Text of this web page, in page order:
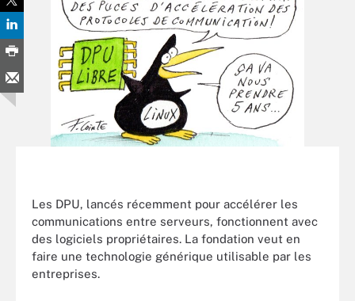
Les DPU, lancés récemment pour accélérer les
communications entre serveurs, fonctionnent avec
des logiciels propriétaires. La fondation veut en
faire une technologie générique utilisable par les
entreprises.